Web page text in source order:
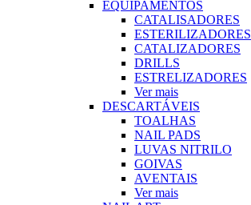
EQUIPAMENTOS
CATALISADORES
ESTERILIZADORES
CATALIZADORES
DRILLS
ESTRELIZADORES
Ver mais
DESCARTÁVEIS
TOALHAS
NAIL PADS
LUVAS NITRILO
GOIVAS
AVENTAIS
Ver mais